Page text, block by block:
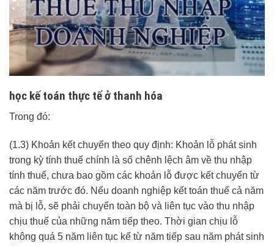
học kế toán thực tế ở thanh hóa
Trong đó:
(1.3) Khoản kết chuyển theo quy định: Khoản lỗ phát sinh
trong kỳ tính thuế chính là số chênh lệch âm về thu nhập
tính thuế, chưa bao gồm các khoản lỗ được kết chuyển từ
các năm trước đó. Nếu doanh nghiệp kết toán thuế cả năm
mà bị lỗ, sẽ phải chuyển toàn bộ và liên tục vào thu nhập
chịu thuế của những năm tiếp theo. Thời gian chịu lỗ
không quá 5 năm liên tục kể từ năm tiếp sau năm phát sinh